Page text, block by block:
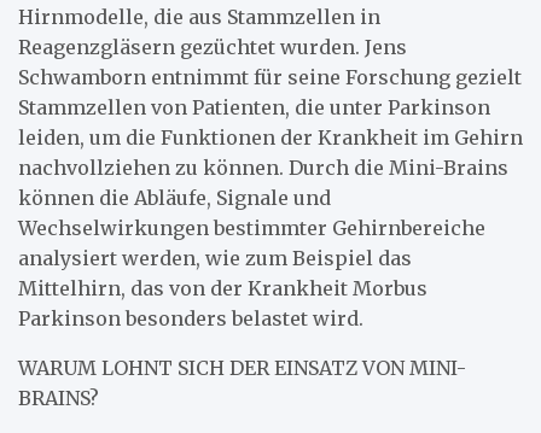
Hirnmodelle, die aus Stammzellen in
Reagenzgläsern gezüchtet wurden. Jens
Schwamborn entnimmt für seine Forschung gezielt
Stammzellen von Patienten, die unter Parkinson
leiden, um die Funktionen der Krankheit im Gehirn
nachvollziehen zu können. Durch die Mini-Brains
können die Abläufe, Signale und
Wechselwirkungen bestimmter Gehirnbereiche
analysiert werden, wie zum Beispiel das
Mittelhirn, das von der Krankheit Morbus
Parkinson besonders belastet wird.
WARUM LOHNT SICH DER EINSATZ VON MINI-
BRAINS?